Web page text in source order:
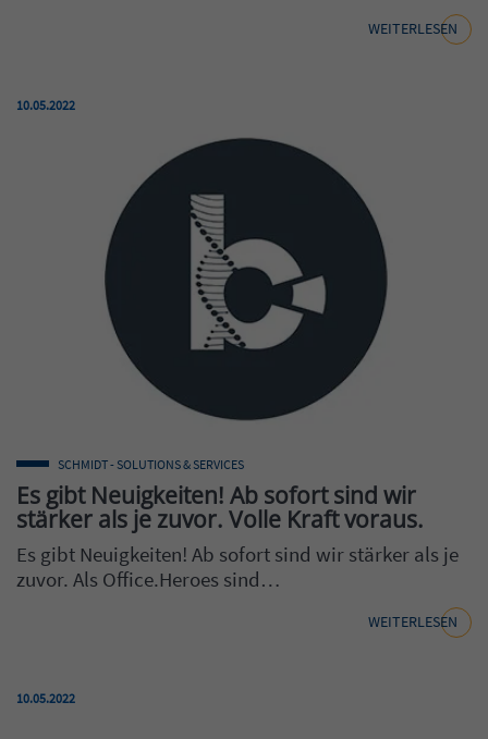
WEITERLESEN
Veröffentlicht am:
10.05.2022
Es gibt Neuigkeiten! Ab sofort sind wir
stärker als je zuvor. Volle Kraft voraus.
SCHMIDT - SOLUTIONS & SERVICES
Es gibt Neuigkeiten! Ab sofort sind wir stärker als je
zuvor. Als Office.Heroes sind…
WEITERLESEN
Veröffentlicht am:
10.05.2022